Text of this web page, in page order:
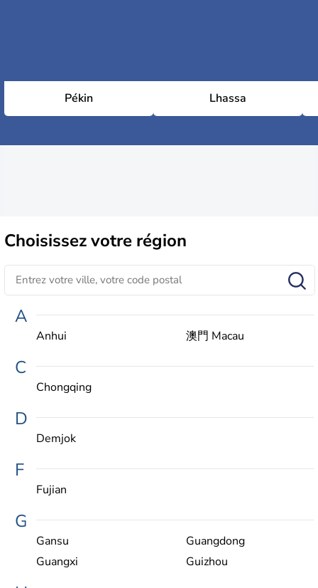
Pékin Lhassa
Choisissezvotre région
A
Anhui 澳門 Macau
C
Chongqing
D
Demjok
F
Fujian
G
Gansu
Guangdong
Guangxi
Guizhou